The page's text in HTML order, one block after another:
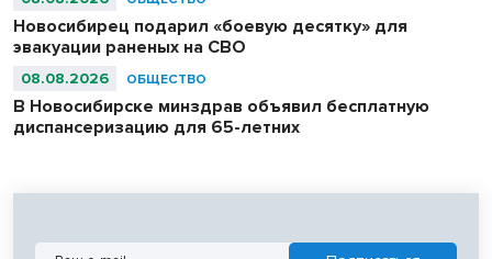
Новосибирец подарил «боевую десятку» для
эвакуации раненых на СВО
08.08.2026 ОБЩЕСТВО
В Новосибирске минздрав объявил бесплатную
диспансеризацию для 65-летних